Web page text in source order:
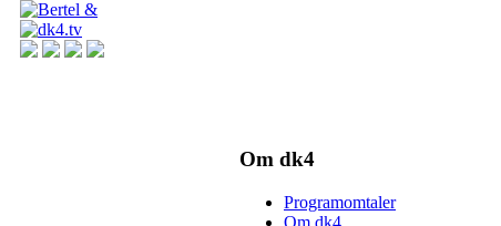
Om dk4
Programomtaler